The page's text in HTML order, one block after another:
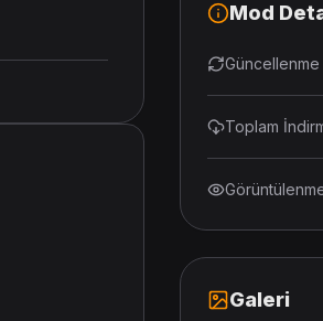
Mod
Güncellenme
Toplam
Galeri